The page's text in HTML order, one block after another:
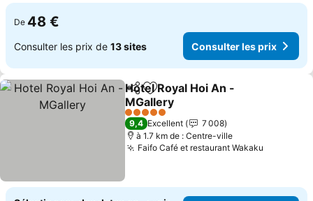
De 48 €
Consulter les prix de 13 sites Consulter les prix
PartagerAjouter à mes favoris
Hotel Royal Hoi An -
MGallery
5 Étoiles
9,4 Excellent
7 008
à 1.7 km de : Centre-ville
Faifo Café et restaurant Wakaku